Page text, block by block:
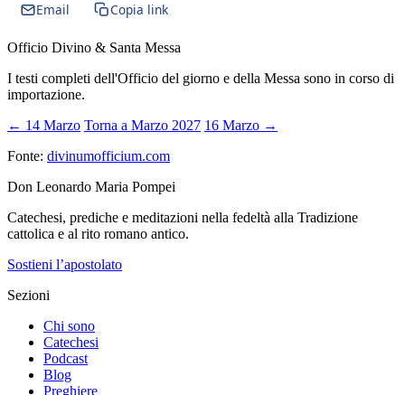
Email
Copia link
Officio Divino & Santa Messa
I testi completi dell'Officio del giorno e della Messa sono in corso di
importazione.
← 14 Marzo Torna a Marzo 2027 16 Marzo →
Fonte: divinumofficium.com
Don Leonardo Maria Pompei
Catechesi, prediche e meditazioni nella fedeltà alla Tradizione
cattolica e al rito romano antico.
Sostieni l’apostolato
Sezioni
Chi sono
Catechesi
Podcast
Blog
Preghiere